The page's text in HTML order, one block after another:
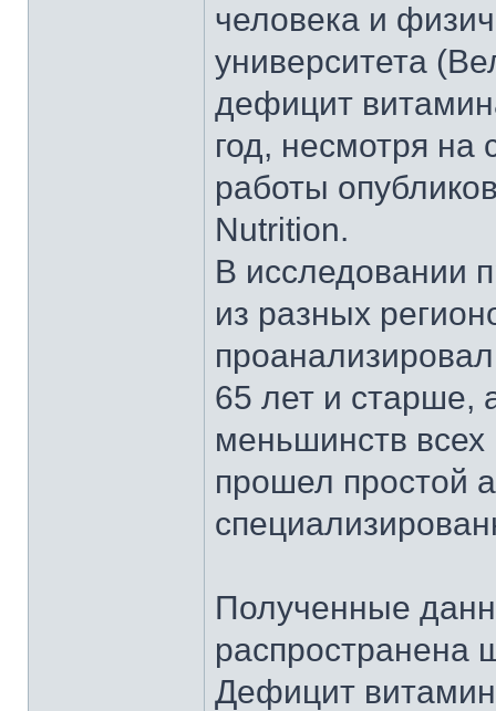
человека и
университета
дефицит
год, несмотря на
работы
Nutrition.
В исследовании
из разных
65 лет и старше,
меньшинств всех
прошел простой
Полученные
распространена
Дефицит